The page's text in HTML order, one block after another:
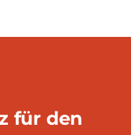
für den